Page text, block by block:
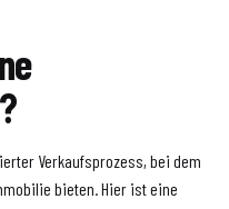
Verkaufsprozess, bei dem
bieten. Hier ist eine